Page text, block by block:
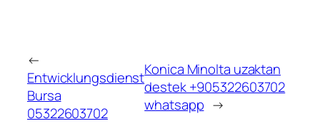
←
Entwicklungsdienst
Bursa
05322603702
Konica Minolta uzaktan
destek +905322603702
whatsapp →